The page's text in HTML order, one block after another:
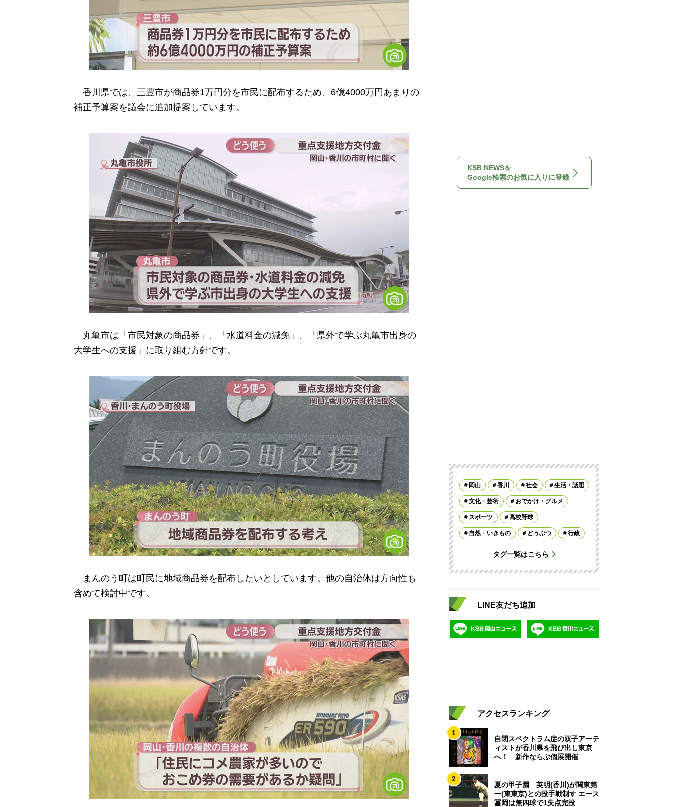
香川県では、三豊市が商品券1万円分を市民に配布するため、6億4000万円あまりの
補正予算案を議会に追加提案しています。
丸亀市は「市民対象の商品券」、「水道料金の減免」、「県外で学ぶ丸亀市出身の
大学生への支援」に取り組む方針です。
まんのう町は町民に地域商品券を配布したいとしています。他の自治体は方向性も
含めて検討中です。
KSB NEWSを
Google検索のお気に入りに登録
岡山 香川 社会 生活・話題
文化・芸術 おでかけ・グルメ
スポーツ 高校野球
自然・いきもの どうぶつ 行政
タグ一覧はこちら
LINE友だち追加
アクセスランキング
1
自閉スペクトラム症の双子アーテ
ィストが香川県を飛び出し東京
へ！ 新作ならぶ個展開催
2
夏の甲子園 英明(香川)が関東第
一(東東京)との投手戦制す エース
冨岡は無四球で1失点完投